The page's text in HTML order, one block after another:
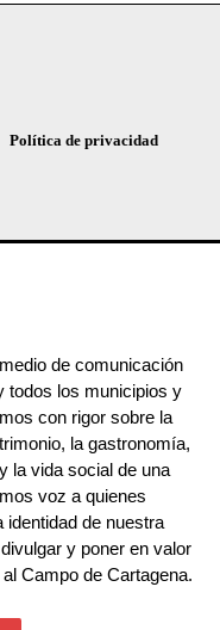
Política de privacidad
de comunicación
todos los municipios y
con rigor sobre la
la gastronomía,
la vida social de una
voz a quienes
de nuestra
y poner en valor
Campo de Cartagena.